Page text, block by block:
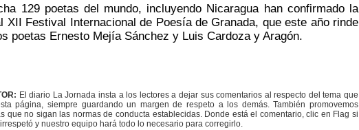
129 poetas del mundo, incluyendo Nicaragua han confirmado la
XII Festival Internacional de Poesía de Granada, que este año rinde
poetas Ernesto Mejía Sánchez y Luis Cardoza y Aragón.
El diario La Jornada insta a los lectores a dejar sus comentarios al respecto del tema que
página, siempre guardando un margen de respeto a los demás. También promovemos
que no sigan las normas de conducta establecidas. Donde está el comentario, clic en Flag si
y nuestro equipo hará todo lo necesario para corregirlo.